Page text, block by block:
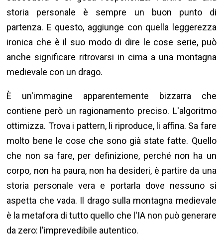
storia personale è sempre un buon punto di
partenza. E questo, aggiunge con quella leggerezza
ironica che è il suo modo di dire le cose serie, può
anche significare ritrovarsi in cima a una montagna
medievale con un drago.
È un'immagine apparentemente bizzarra che
contiene però un ragionamento preciso. L'algoritmo
ottimizza. Trova i pattern, li riproduce, li affina. Sa fare
molto bene le cose che sono già state fatte. Quello
che non sa fare, per definizione, perché non ha un
corpo, non ha paura, non ha desideri, è partire da una
storia personale vera e portarla dove nessuno si
aspetta che vada. Il drago sulla montagna medievale
è la metafora di tutto quello che l'IA non può generare
da zero: l'imprevedibile autentico.